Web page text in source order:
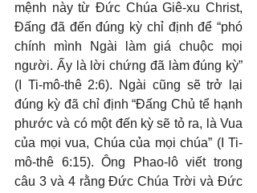
mệnh này từ Đức Chúa Giê-xu Christ,
Đấng đã đến đúng kỳ chỉ định để “phó
chính mình Ngài làm giá chuộc mọi
người. Ấy là lời chứng đã làm đúng kỳ”
(I Ti-mô-thê 2:6). Ngài cũng sẽ trở lại
đúng kỳ đã chỉ định “Đấng Chủ tể hạnh
phước và có một đến kỳ sẽ tỏ ra, là Vua
của mọi vua, Chúa của mọi chúa” (I Ti-
mô-thê 6:15). Ông Phao-lô viết trong
câu 3 và 4 rằng Đức Chúa Trời và Đức